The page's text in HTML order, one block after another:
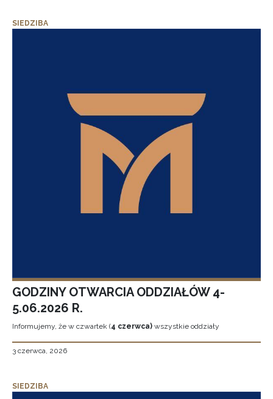
SIEDZIBA
GODZINY OTWARCIA ODDZIAŁÓW 4-
5.06.2026 R.
Informujemy, że w czwartek (4 czerwca) wszystkie oddziały
3 czerwca, 2026
SIEDZIBA